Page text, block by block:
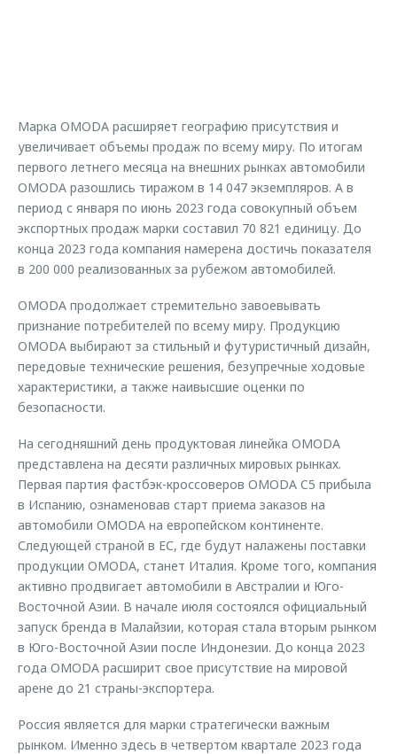
Оригинальные аксессуары
Запчасти
Трейд-ин
Калькулятор трейд-ин
Аксессуары
Одежда и сувениры
Оригинальные аксессуары
Запчасти
Марка OMODA расширяет географию присутствия и
увеличивает объемы продаж по всему миру. По итогам
первого летнего месяца на внешних рынках автомобили
OMODA разошлись тиражом в 14 047 экземпляров. А в
период с января по июнь 2023 года совокупный объем
экспортных продаж марки составил 70 821 единицу. До
конца 2023 года компания намерена достичь показателя
в 200 000 реализованных за рубежом автомобилей.
OMODA продолжает стремительно завоевывать
признание потребителей по всему миру. Продукцию
OMODA выбирают за стильный и футуристичный дизайн,
передовые технические решения, безупречные ходовые
характеристики, а также наивысшие оценки по
безопасности.
На сегодняшний день продуктовая линейка OMODA
представлена на десяти различных мировых рынках.
Первая партия фастбэк-кроссоверов OMODA C5 прибыла
в Испанию, ознаменовав старт приема заказов на
автомобили OMODA на европейском континенте.
Следующей страной в ЕС, где будут налажены поставки
продукции OMODA, станет Италия. Кроме того, компания
активно продвигает автомобили в Австралии и Юго-
Восточной Азии. В начале июля состоялся официальный
запуск бренда в Малайзии, которая стала вторым рынком
в Юго-Восточной Азии после Индонезии. До конца 2023
года OMODA расширит свое присутствие на мировой
арене до 21 страны-экспортера.
Россия является для марки стратегически важным
рынком. Именно здесь в четвертом квартале 2023 года